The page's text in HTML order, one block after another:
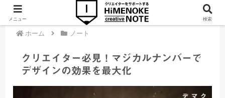
ホーム ノート
クリエイター必見！マジカルナンバーで
デザインの効果を最大化
メニュー 検索